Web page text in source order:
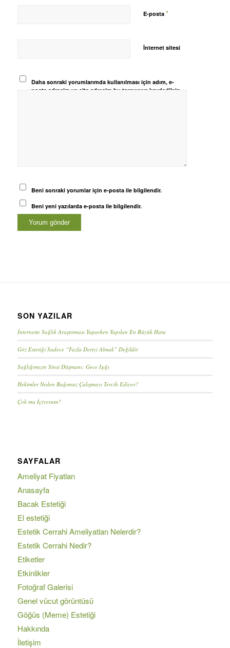
E-posta *
İnternet sitesi
Daha sonraki yorumlarımda kullanılması için adım, e-
posta adresim ve site adresim bu tarayıcıya kaydedilsin.
Beni sonraki yorumlar için e-posta ile bilgilendir.
Beni yeni yazılarda e-posta ile bilgilendir.
SON YAZILAR
İnternette Sağlık Araştırması Yaparken Yapılan En Büyük Hata
Göz Estetiği Sadece “Fazla Deriyi Almak” Değildir
Sağlığımızın Sinsi Düşmanı: Gece Işığı
Hekimler Neden Bağımsız Çalışmayı Tercih Ediyor?
Çok mu İçiyorum?
SAYFALAR
Ameliyat Fiyatları
Anasayfa
Bacak Estetiği
El estetiği
Estetik Cerrahi Ameliyatları Nelerdir?
Estetik Cerrahi Nedir?
Etiketler
Etkinlikler
Fotoğraf Galerisi
Genel vücut görüntüsü
Göğüs (Meme) Estetiği
Hakkında
İletişim